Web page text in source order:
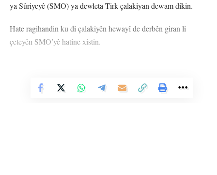
ya Sûriyeyê (SMO) ya dewleta Tirk çalakiyan dewam dikin.
Hate ragihandin ku di çalakiyên hewayî de derbên giran li
çeteyên SMO’yê hatine xistin.
Vê Nûçeyê Bixwîne